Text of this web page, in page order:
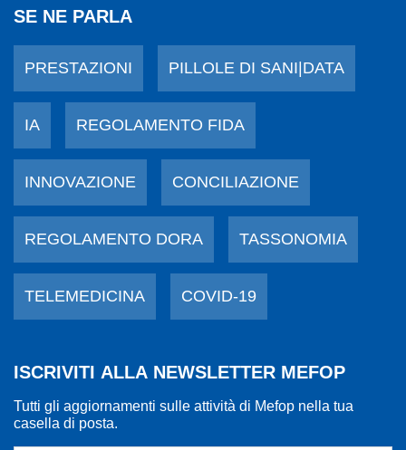
SE NE PARLA
PRESTAZIONI PILLOLE DI SANI|DATA
IA REGOLAMENTO FIDA
INNOVAZIONE CONCILIAZIONE
REGOLAMENTO DORA TASSONOMIA
TELEMEDICINA COVID-19
ISCRIVITI ALLA NEWSLETTER MEFOP
Tutti gli aggiornamenti sulle attività di Mefop nella tua
casella di posta.